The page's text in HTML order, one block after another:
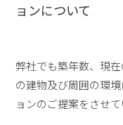
ョンについて
弊社でも築年数、現
の建物及び周囲の環
ョンのご提案をさせ